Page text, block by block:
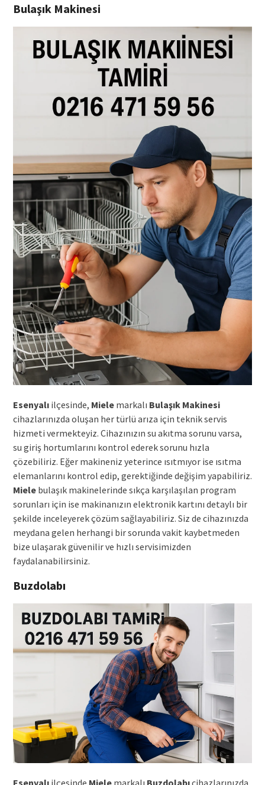
Bulaşık Makinesi
Esenyalıilçesinde, Mielemarkalı Bulaşık Makinesi
cihazlarınızda oluşan her türlü arıza için teknik servis
hizmeti vermekteyiz. Cihazınızın su akıtma sorunu varsa,
su giriş hortumlarını kontrol ederek sorunu hızla
çözebiliriz. Eğer makineniz yeterince ısıtmıyor ise ısıtma
elemanlarını kontrol edip, gerektiğinde değişim yapabiliriz.
Mielebulaşık makinelerinde sıkça karşılaşılan program
sorunları için ise makinanızın elektronik kartını detaylı bir
şekilde inceleyerek çözüm sağlayabiliriz. Siz de cihazınızda
meydana gelen herhangi bir sorunda vakit kaybetmeden
bize ulaşarak güvenilir ve hızlı servisimizden
faydalanabilirsiniz.
Buzdolabı